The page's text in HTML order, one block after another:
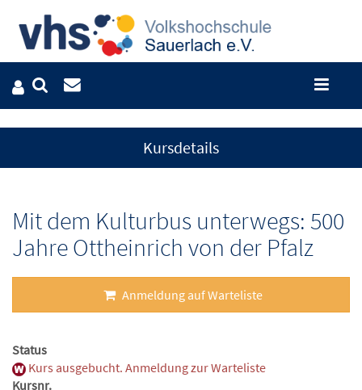
Kursdetails
Mit dem Kulturbus unterwegs: 500
Jahre Ottheinrich von der Pfalz
Anmeldung auf Warteliste
Status
Kurs ausgebucht. Anmeldung zur Warteliste
Kursnr.